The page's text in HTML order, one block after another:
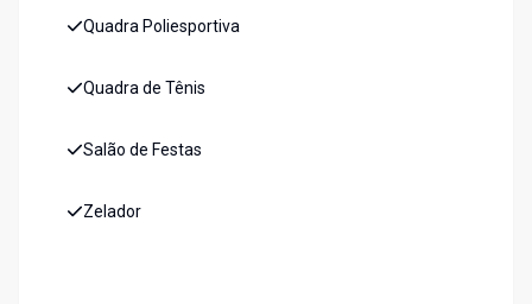
Quadra Poliesportiva
Quadra de Tênis
Salão de Festas
Zelador